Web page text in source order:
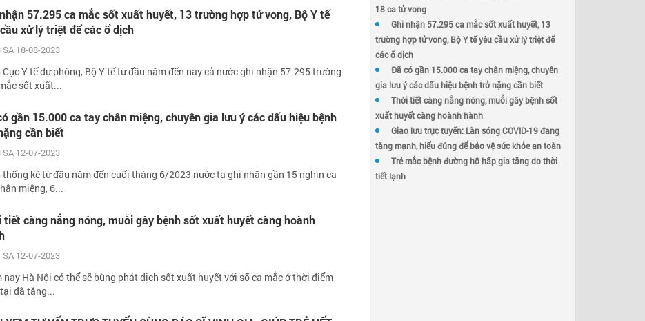
57.295 ca mắc sốt xuất huyết, 13 trường hợp tử vong, Bộ Y tế
xử lý triệt để các ổ dịch
SA 18-08-2023
Cục Y tế dự phòng, Bộ Y tế từ đầu năm đến nay cả nước ghi nhận 57.295 trường
sốt xuất...
gần 15.000 ca tay chân miệng, chuyên gia lưu ý các dấu hiệu bệnh
cần biết
SA 12-07-2023
thống kê từ đầu năm đến cuối tháng 6/2023 nước ta ghi nhận gần 15 nghìn ca
miệng, 6...
tiết càng nắng nóng, muỗi gây bệnh sốt xuất huyết càng hoành
SA 12-07-2023
nay Hà Nội có thể sẽ bùng phát dịch sốt xuất huyết với số ca mắc ở thời điểm
đã tăng...
18 ca tử vong
Ghi nhận 57.295 ca mắc sốt xuất huyết, 13
trường hợp tử vong, Bộ Y tế yêu cầu xử lý triệt để
các ổ dịch
Đã có gần 15.000 ca tay chân miệng, chuyên
gia lưu ý các dấu hiệu bệnh trở nặng cần biết
Thời tiết càng nắng nóng, muỗi gây bệnh sốt
xuất huyết càng hoành hành
Giao lưu trực tuyến: Làn sóng COVID-19 đang
tăng mạnh, hiểu đúng để bảo vệ sức khỏe an toàn
Trẻ mắc bệnh đường hô hấp gia tăng do thời
tiết lạnh